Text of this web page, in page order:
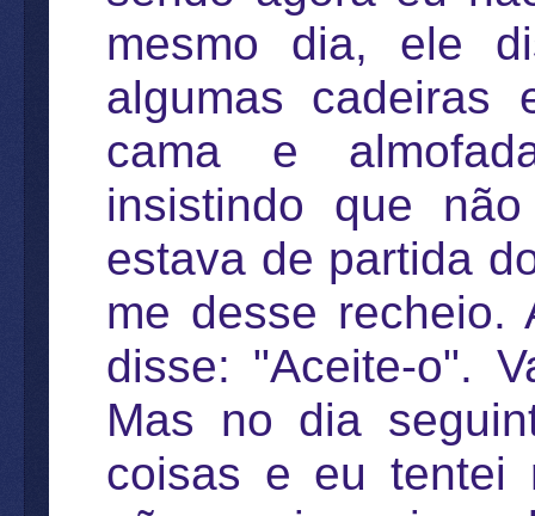
mesmo dia, ele
algumas cadeiras
cama e
insistindo que
estava de partida
me desse recheio.
disse: "Aceite-o".
Mas no dia
coisas e eu tentei